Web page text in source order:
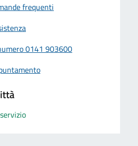
frequenti
0141 903600